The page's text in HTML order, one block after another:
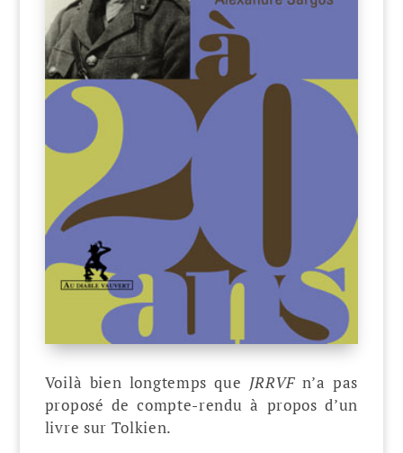
Voilà bien longtemps que JRRVFn’a pas
proposé de compte-rendu à propos d’un
livre sur Tolkien.